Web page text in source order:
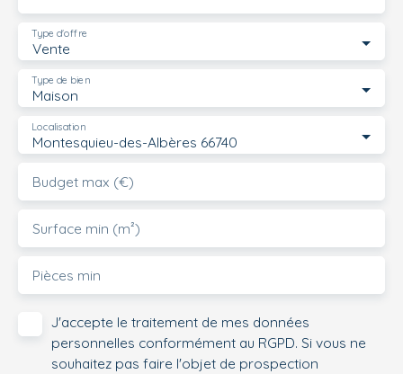
Vente
Type d'offre
Maison
Type de bien
Montesquieu-des-Albères 66740
Localisation
Budget max (€)
Surface min (m²)
Pièces min
J'accepte le traitement de mes données
personnelles conformément au RGPD. Si vous ne
souhaitez pas faire l'objet de prospection